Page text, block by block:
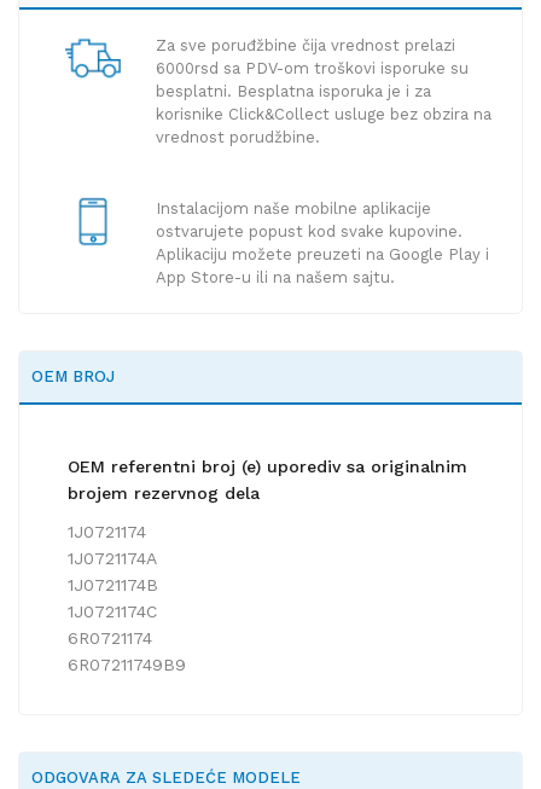
Za sve poruđžbine čija vrednost prelazi
6000rsd sa PDV-om troškovi isporuke su
besplatni. Besplatna isporuka je i za
korisnike Click&Collect usluge bez obzira na
vrednost porudžbine.
Instalacijom naše mobilne aplikacije
ostvarujete popust kod svake kupovine.
Aplikaciju možete preuzeti na Google Play i
App Store-u ili na našem sajtu.
OEM BROJ
OEM referentni broj (e) uporediv sa originalnim
brojem rezervnog dela
1J0721174
1J0721174A
1J0721174B
1J0721174C
6R0721174
6R07211749B9
ODGOVARA ZA SLEDEĆE MODELE